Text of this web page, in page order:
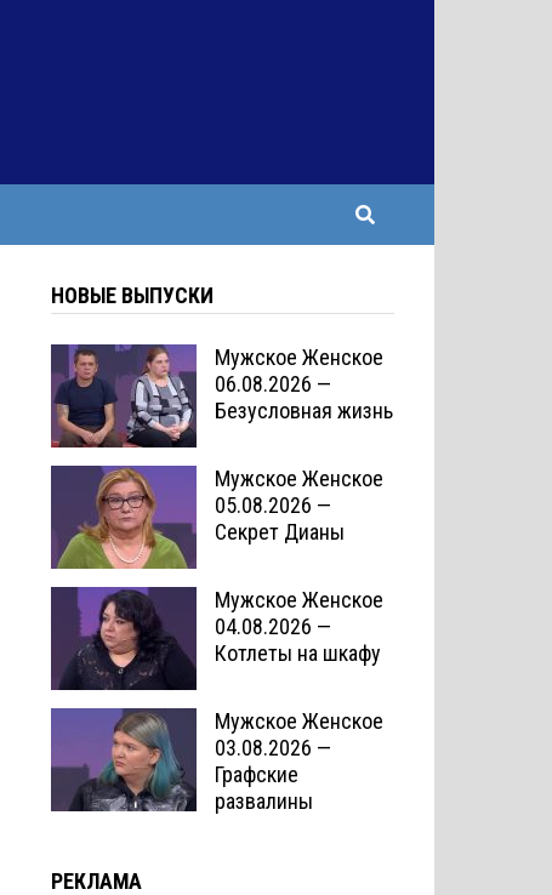
НОВЫЕ ВЫПУСКИ
Мужское Женское
06.08.2026 —
Безусловная жизнь
Мужское Женское
05.08.2026 —
Секрет Дианы
Мужское Женское
04.08.2026 —
Котлеты на шкафу
Мужское Женское
03.08.2026 —
Графские
развалины
РЕКЛАМА